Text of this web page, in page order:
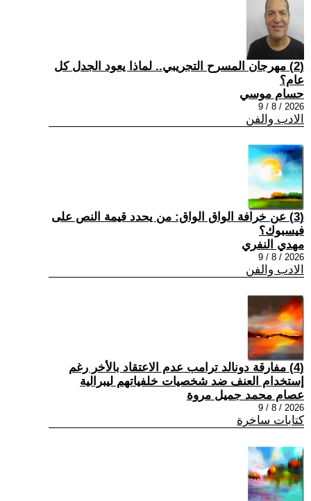
(2) مهرجان المسرح التجريبي.. لماذا يعود الجدل كل
عام؟
حسام موسي
2026 / 8 / 9
الادب والفن
(3) عن خرافة الواق الواق: من يحدد قيمة النص على
فيسبوك؟
مهدي النفري
2026 / 8 / 9
الادب والفن
(4) مفارقة دونالد ترامب عدم الاعتقاد بالأخر رغم
إستخدام العنف ضد شخصيات خلفياتهم ليبرالية
عصام محمد جميل مروة
2026 / 8 / 9
كتابات ساخرة